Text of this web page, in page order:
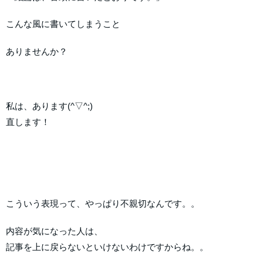
こんな風に書いてしまうこと
ありませんか？
私は、あります(^▽^;)
直します！
こういう表現って、やっぱり不親切なんです。。
内容が気になった人は、
記事を上に戻らないといけないわけですからね。。